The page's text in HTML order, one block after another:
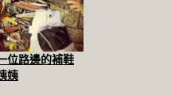
位路邊的補鞋
姨